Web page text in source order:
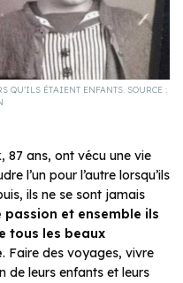
QU’ILS ÉTAIENT ENFANTS. SOURCE :
87 ans, ont vécu une vie
l’un pour l’autre lorsqu’ils
ils ne se sont jamais
et ensemble ils
tous les beaux
. Faire des voyages, vivre
de leurs enfants et leurs